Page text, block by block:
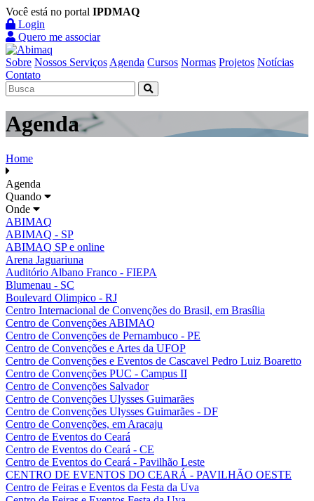
Você está no portal IPDMAQ
Login
Quero me associar
Sobre Nossos Serviços Agenda Cursos Normas Projetos Notícias
Contato
Agenda
Home
Agenda
Quando
Onde
ABIMAQ
ABIMAQ - SP
ABIMAQ SP e online
Arena Jaguariuna
Auditório Albano Franco - FIEPA
Blumenau - SC
Boulevard Olimpico - RJ
Centro Internacional de Convenções do Brasil, em Brasília
Centro de Convenções ABIMAQ
Centro de Convenções de Pernambuco - PE
Centro de Convenções e Artes da UFOP
Centro de Convenções e Eventos de Cascavel Pedro Luiz Boaretto
Centro de Convenções PUC - Campus II
Centro de Convenções Salvador
Centro de Convenções Ulysses Guimarães
Centro de Convenções Ulysses Guimarães - DF
Centro de Convenções, em Aracaju
Centro de Eventos do Ceará
Centro de Eventos do Ceará - CE
Centro de Eventos do Ceará - Pavilhão Leste
CENTRO DE EVENTOS DO CEARÁ - PAVILHÃO OESTE
Centro de Feiras e Eventos da Festa da Uva